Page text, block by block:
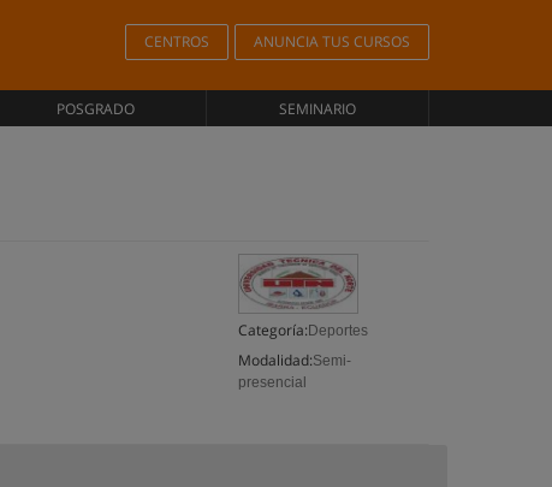
CENTROS ANUNCIA TUS CURSOS
POSGRADO SEMINARIO
Categoría: Deportes
Modalidad:Semi-
presencial